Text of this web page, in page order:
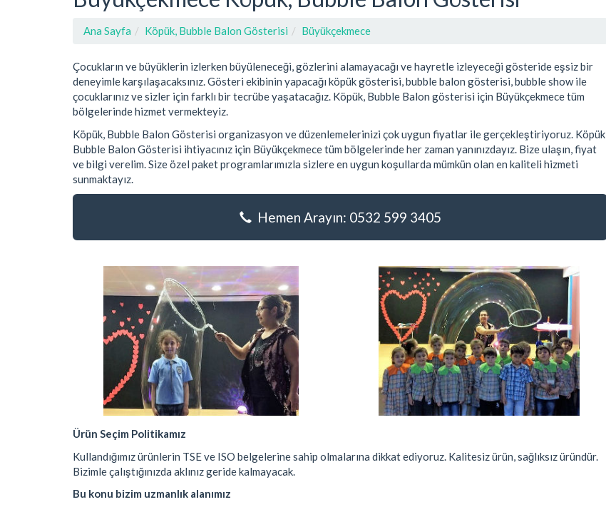
Ana Sayfa Köpük, Bubble Balon Gösterisi Büyükçekmece
Çocukların ve büyüklerin izlerken büyüleneceği, gözlerini alamayacağı ve hayretle izleyeceği gösteride eşsiz bir
deneyimle karşılaşacaksınız. Gösteri ekibinin yapacağı köpük gösterisi, bubble balon gösterisi, bubble show ile
çocuklarınız ve sizler için farklı bir tecrübe yaşatacağız. Köpük, Bubble Balon gösterisi için Büyükçekmece tüm
bölgelerinde hizmet vermekteyiz.
Köpük, Bubble Balon Gösterisi organizasyon ve düzenlemelerinizi çok uygun fiyatlar ile gerçekleştiriyoruz. Köpük,
Bubble Balon Gösterisi ihtiyacınız için Büyükçekmece tüm bölgelerinde her zaman yanınızdayız. Bize ulaşın, fiyat
ve bilgi verelim. Size özel paket programlarımızla sizlere en uygun koşullarda mümkün olan en kaliteli hizmeti
sunmaktayız.
Hemen Arayın: 0532 599 3405
Ürün Seçim Politikamız
Kullandığımız ürünlerin TSE ve ISO belgelerine sahip olmalarına dikkat ediyoruz. Kalitesiz ürün, sağlıksız üründür.
Bizimle çalıştığınızda aklınız geride kalmayacak.
Bu konu bizim uzmanlık alanımız